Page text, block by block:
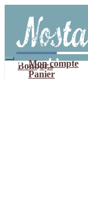
navigation
contenu
Mon compte
Panier
Bonbons